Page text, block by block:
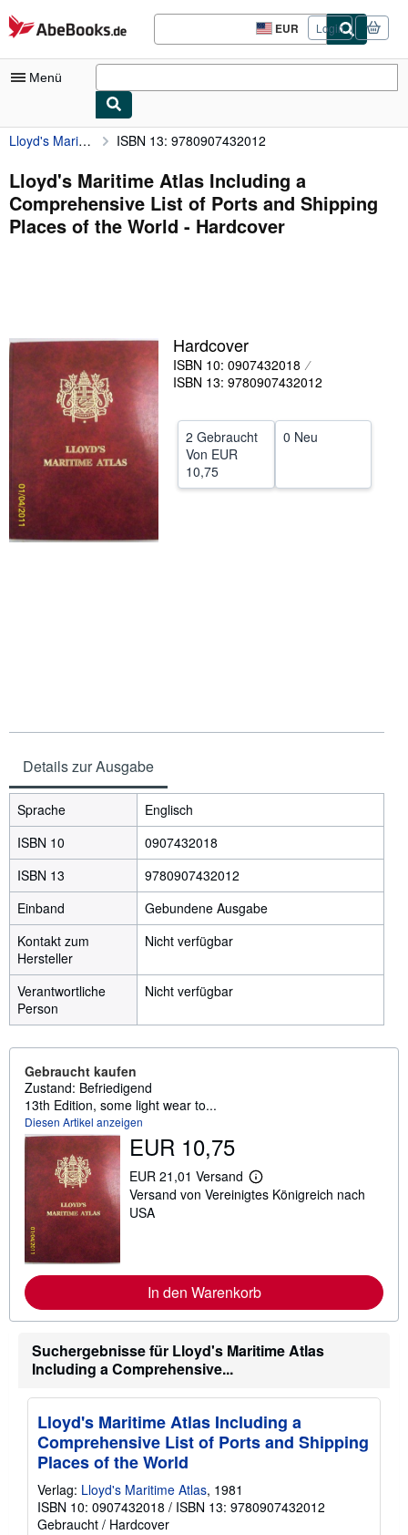
Zum Hauptinhalt
AbeBooks.de EUR
Seite
der
Login
Menü
Nutzerkonto
Meine Bestellungen
Detailsuche
Sammlungen
Verkäufer
Verkäufer werden
Hilfe
SCHLIESSEN
Lloyd's Maritime Atlas Including a Comprehensive List of Ports and Shipping Places of the World ISBN 13: 9780907432012
Lloyd's Maritime Atlas Including a
Comprehensive List of Ports and Shipping
Places of the World - Hardcover
Hardcover
ISBN 10: 0907432018
ISBN 13: 9780907432012
2 Gebraucht
Von EUR
10,75
0 Neu
Details zur Ausgabe
Sprache
Englisch
ISBN 10
0907432018
ISBN 13
9780907432012
Einband
Gebundene Ausgabe
Kontakt zum
Hersteller
Nicht verfügbar
Verantwortliche
Person
Nicht verfügbar
Gebraucht kaufen
Zustand: Befriedigend
13th Edition, some light wear to...
Diesen Artikel anzeigen
EUR 10,75
EUR 21,01 Versand
W
e
I
n
o
m
a
o
n
e
n
r
Versand von Vereinigtes Königreich nach
USA
In den Warenkorb
Suchergebnisse für Lloyd's Maritime Atlas
Including a Comprehensive...
Lloyd's Maritime Atlas Including a
Comprehensive List of Ports and Shipping
Places of the World
Verlag: Lloyd's Maritime Atlas, 1981
ISBN 10: 0907432018 / ISBN 13: 9780907432012
Gebraucht / Hardcover